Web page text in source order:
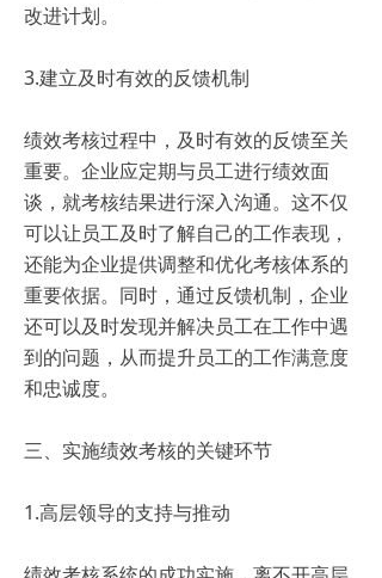
改进计划。
3.建立及时有效的反馈机制
绩效考核过程中，及时有效的反馈至关
重要。企业应定期与员工进行绩效面
谈，就考核结果进行深入沟通。这不仅
可以让员工及时了解自己的工作表现，
还能为企业提供调整和优化考核体系的
重要依据。同时，通过反馈机制，企业
还可以及时发现并解决员工在工作中遇
到的问题，从而提升员工的工作满意度
和忠诚度。
三、实施绩效考核的关键环节
1.高层领导的支持与推动